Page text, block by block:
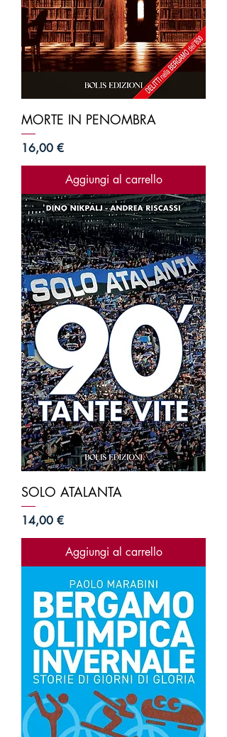
MORTE IN PENOMBRA
Prezzo
16,00 €
Aggiungi al carrello
SOLO ATALANTA
Prezzo
14,00 €
Aggiungi al carrello